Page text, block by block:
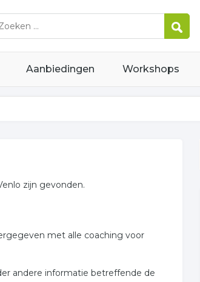
Aanbiedingen Workshops
zijn gevonden.
met alle coaching voor
andere informatie betreffende de